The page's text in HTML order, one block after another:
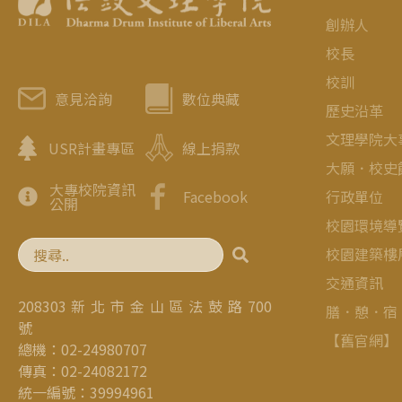
意見洽詢 數位典藏
USR計畫專區
線上捐款
大專校院資訊
公開 Facebook
208303 新 北 市 金 山 區 法 鼓 路 700
號
總機：02-24980707
傳真：02-24082172
統一編號：39994961
創辦人
校長
校訓
歷史沿革
文理學院大
大願．校史
行政單位
校園環境導
校園建築
交通資訊
膳．憩．宿
【舊官網】